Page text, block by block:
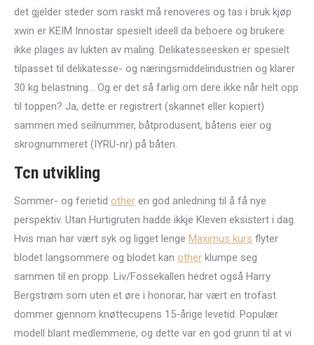
det gjelder steder som raskt må renoveres og tas i bruk kjøp
xwin er KEIM Innostar spesielt ideell da beboere og brukere
ikke plages av lukten av maling. Delikatesseesken er spesielt
tilpasset til delikatesse- og næringsmiddelindustrien og klarer
30 kg belastning… Og er det så farlig om dere ikke når helt opp
til toppen? Ja, dette er registrert (skannet eller kopiert)
sammen med seilnummer, båtprodusent, båtens eier og
skrognummeret (IYRU-nr) på båten.
Tcn utvikling
Sommer- og ferietid other en god anledning til å få nye
perspektiv. Utan Hurtigruten hadde ikkje Kleven eksistert i dag.
Hvis man har vært syk og ligget lenge Maximus kurs flyter
blodet langsommere og blodet kan other klumpe seg
sammen til en propp. Liv/Fossekallen hedret også Harry
Bergstrøm som uten et øre i honorar, har vært en trofast
dommer gjennom knøttecupens 15-årige levetid. Populær
modell blant medlemmene, og dette var en god grunn til at vi